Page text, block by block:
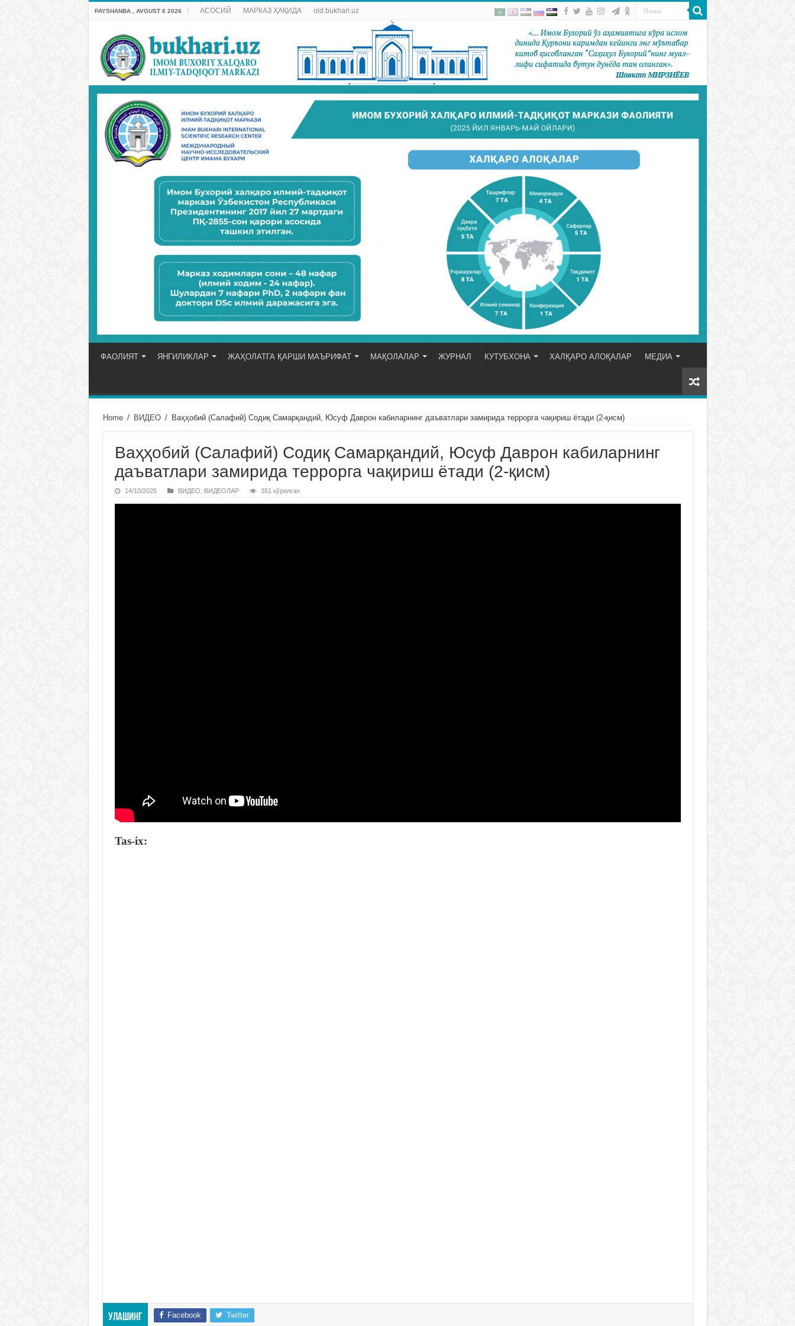
PAYSHANBA , AVGUST 6 2026 АСОСИЙ МАРКАЗ ҲАҚИДА old.bukhari.uz
ФАОЛИЯТ ЯНГИЛИКЛАР ЖАҲОЛАТГА ҚАРШИ МАЪРИФАТ МАҚОЛАЛАР ЖУРНАЛ КУТУБХОНА ХАЛҚАРО АЛОҚАЛАР МЕДИА
Home / ВИДЕО / Ваҳҳобий (Салафий) Содиқ Самарқандий, Юсуф Даврон кабиларнинг даъватлари замирида террорга чақириш ётади (2-қисм)
Ваҳҳобий (Салафий) Содиқ Самарқандий, Юсуф Даврон кабиларнинг
даъватлари замирида террорга чақириш ётади (2-қисм)
14/10/2025 ВИДЕО, ВИДЕОЛАР 351 кўрилган
Tas-ix:
Улашинг Facebook Twitter